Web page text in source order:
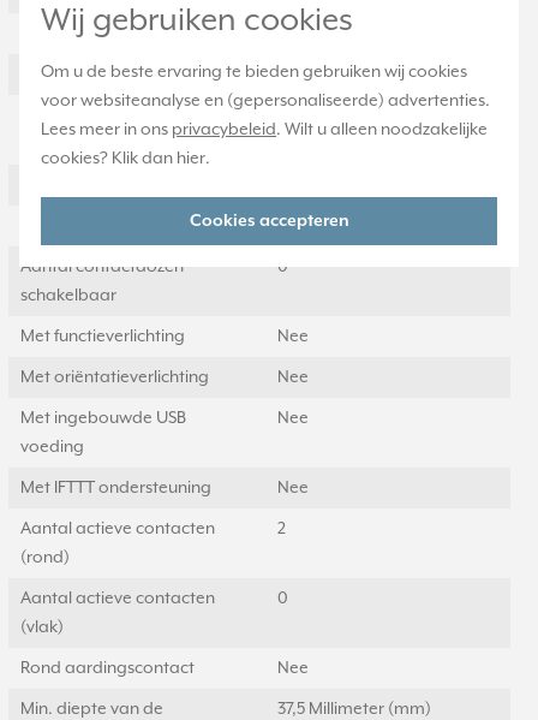
Wij gebruiken cookies
Om u de beste ervaring te bieden gebruiken wij cookies
voor websiteanalyse en (gepersonaliseerde) advertenties.
Lees meer in ons privacybeleid. Wilt u alleen noodzakelijke
cookies? Klik dan hier.
Cookies accepteren
Met glaszekering Nee
Met doorlusvoorziening Ja
beschermingsgraad (IP)
Schakelmateriaalhoogte 55 Millimeter (mm)
Aantal contactdozen
schakelbaar
0
Met functieverlichting Nee
Met oriëntatieverlichting Nee
Met ingebouwde USB
voeding
Nee
Met IFTTT ondersteuning Nee
Aantal actieve contacten
(rond)
2
Aantal actieve contacten
(vlak)
0
Rond aardingscontact Nee
Min. diepte van de
37,5 Millimeter (mm)